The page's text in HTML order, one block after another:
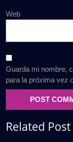
Web
Guarda mi nombre,
para la próxima vez
Related Post